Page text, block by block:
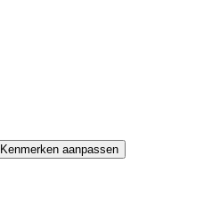
Kenmerken aanpassen